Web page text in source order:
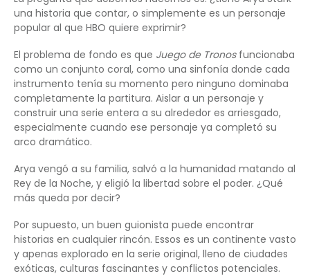
una historia que contar, o simplemente es un personaje
popular al que HBO quiere exprimir?
El problema de fondo es que Juego de Tronosfuncionaba
como un conjunto coral, como una sinfonía donde cada
instrumento tenía su momento pero ninguno dominaba
completamente la partitura. Aislar a un personaje y
construir una serie entera a su alrededor es arriesgado,
especialmente cuando ese personaje ya completó su
arco dramático.
Arya vengó a su familia, salvó a la humanidad matando al
Rey de la Noche, y eligió la libertad sobre el poder. ¿Qué
más queda por decir?
Por supuesto, un buen guionista puede encontrar
historias en cualquier rincón. Essos es un continente vasto
y apenas explorado en la serie original, lleno de ciudades
exóticas, culturas fascinantes y conflictos potenciales.